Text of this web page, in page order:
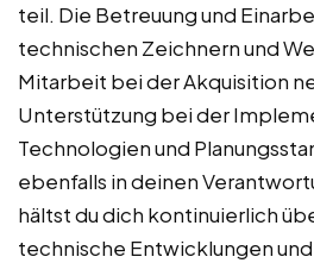
teil. Die Betreuung und
technischen Zeichnern und
Mitarbeit bei der Akquisition
Unterstützung bei der
Technologien und
ebenfalls in deinen
hältst du dich kontinuierlich
technische Entwicklungen